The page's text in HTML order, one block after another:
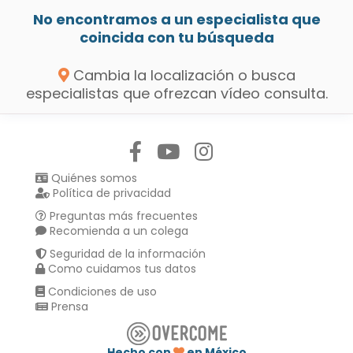
No encontramos a un especialista que
coincida con tu búsqueda
Cambia la localización o busca
especialistas que ofrezcan vídeo consulta.
Quiénes somos
Política de privacidad
Preguntas más frecuentes
Recomienda a un colega
Seguridad de la información
Como cuidamos tus datos
Condiciones de uso
Prensa